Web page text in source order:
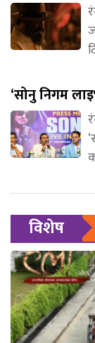
‘सोनु निगम
विशेष